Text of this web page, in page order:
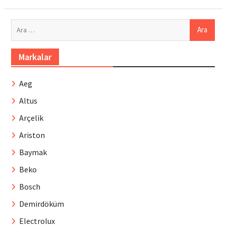
Markalar
Aeg
Altus
Arçelik
Ariston
Baymak
Beko
Bosch
Demirdöküm
Electrolux